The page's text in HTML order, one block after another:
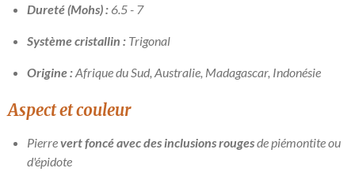
Dureté (Mohs) : 6.5 - 7
Système cristallin : Trigonal
Origine :Afrique du Sud, Australie, Madagascar, Indonésie
Aspect et couleur
Pierrevert foncé avec des inclusions rougesde piémontite ou
d'épidote